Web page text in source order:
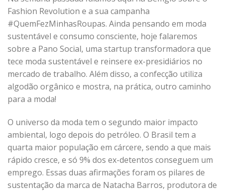
Fashion Revolution e a sua campanha
#QuemFezMinhasRoupas. Ainda pensando em moda
sustentável e consumo consciente, hoje falaremos
sobre a Pano Social, uma startup transformadora que
tece moda sustentável e reinsere ex-presidiários no
mercado de trabalho. Além disso, a confecção utiliza
algodão orgânico e mostra, na prática, outro caminho
para a moda!
O universo da moda tem o segundo maior impacto
ambiental, logo depois do petróleo. O Brasil tem a
quarta maior população em cárcere, sendo a que mais
rápido cresce, e só 9% dos ex-detentos conseguem um
emprego. Essas duas afirmações foram os pilares de
sustentação da marca de Natacha Barros, produtora de